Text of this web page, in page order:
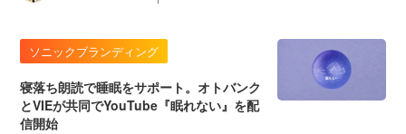
ソニックブランディング
寝落ち朗読で睡眠をサポート。オトバンク
とVIEが共同でYouTube『眠れない』を配
信開始